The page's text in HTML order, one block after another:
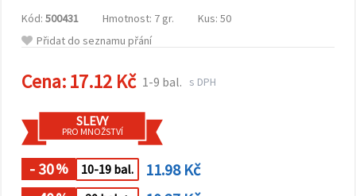
cookies
můžete
Nastavení
výběrem
daného
typu
cookies a
kliknutím
Kód: 500431 Hmotnost: 7 gr.
Kus: 50
Přidat do seznamu přání
Cena:17.12 Kč 1-9 bal. s DPH
SLEVY
PRO MNOŽSTVÍ
- 30% 10-19 bal.
11.98 Kč